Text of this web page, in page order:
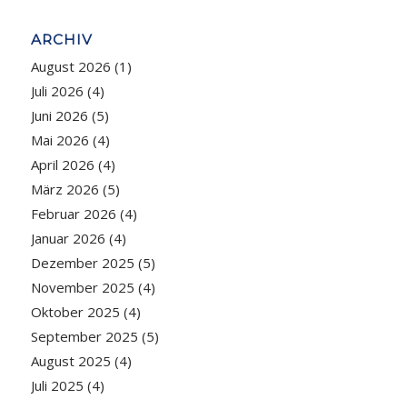
ARCHIV
August 2026 (1)
Juli 2026 (4)
Juni 2026 (5)
Mai 2026 (4)
April 2026 (4)
März 2026 (5)
Februar 2026 (4)
Januar 2026 (4)
Dezember 2025 (5)
November 2025 (4)
Oktober 2025 (4)
September 2025 (5)
August 2025 (4)
Juli 2025 (4)